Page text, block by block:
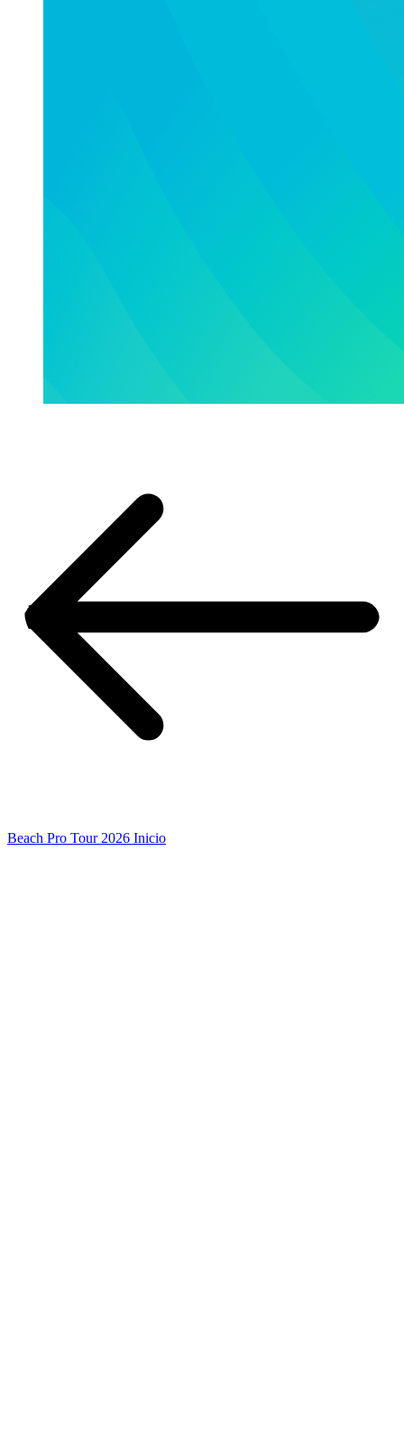
Beach Pro Tour 2026 Inicio